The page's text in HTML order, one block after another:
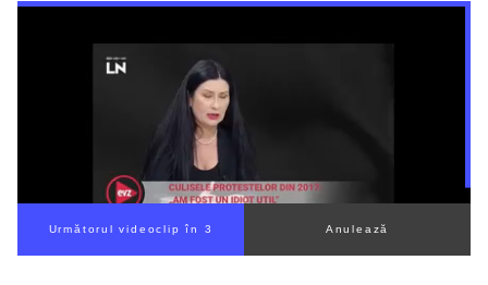
Următorul videoclip în 3 Anulează